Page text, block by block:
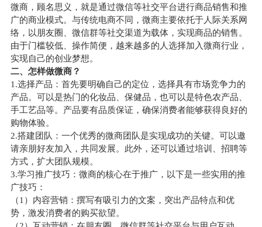
微商，顾名思义，就是通过微信等社交平台进行商品销售和推
广的商业模式。与传统电商不同，微商主要依托于人际关系网
络，以朋友圈、微信群等社交渠道为载体，实现商品的销售。
由于门槛较低、操作简便，越来越多的人选择加入微商行业，
实现自己的创业梦想。
二、怎样做微商？
1.选择产品：首先要明确自己的定位，选择具有市场竞争力的
产品。可以是热门的化妆品、保健品，也可以是特色农产品、
手工艺品等。产品要有品质保证，确保消费者能够获得良好的
购物体验。
2.搭建团队：一个优秀的微商团队是实现成功的关键。可以邀
请亲朋好友加入，共同发展。此外，还可以通过培训、招聘等
方式，扩大团队规模。
3.学习推广技巧：微商的核心在于推广，以下是一些实用的推
广技巧：
（1）内容营销：撰写有吸引力的文案，突出产品特点和优
势，激发消费者的购买欲望。